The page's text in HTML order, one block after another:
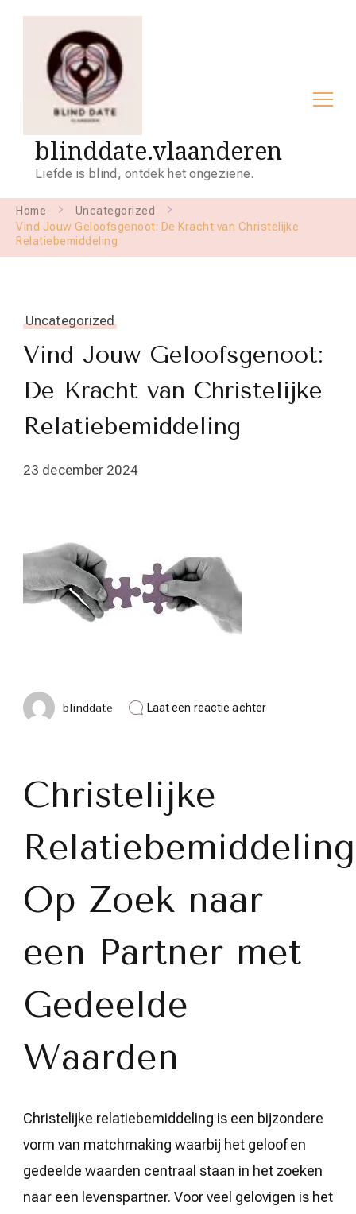
blinddate.vlaanderen
Liefde is blind, ontdek het ongeziene.
Home
Uncategorized
Vind Jouw Geloofsgenoot: De Kracht van Christelijke
Relatiebemiddeling
Uncategorized
Vind Jouw Geloofsgenoot:
De Kracht van Christelijke
Relatiebemiddeling
23 december 2024
blinddate Laat een reactie achterop
Christelijke
Op Zoek naar
een Partner met
Gedeelde
Waarden
Christelijke relatiebemiddeling is een bijzondere
vorm van matchmaking waarbij het geloof en
gedeelde waarden centraal staan in het zoeken
naar een levenspartner. Voor veel gelovigen is het